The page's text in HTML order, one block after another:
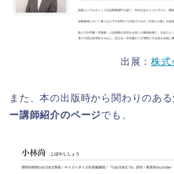
出展：株式
また、本の出版時から関わりのある
ー講師紹介のページでも、